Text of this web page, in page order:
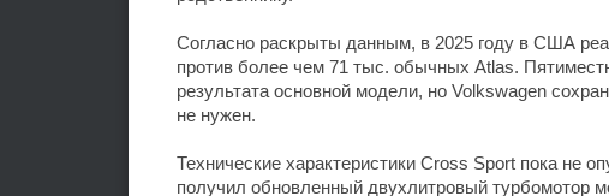
Согласно раскрыты данным, в 2025 году в США
против более чем 71 тыс. обычных Atlas.
результата основной модели, но Volkswagen
не нужен.
Технические характеристики Cross Sport пока не
получил обновленный двухлитровый турбомотор